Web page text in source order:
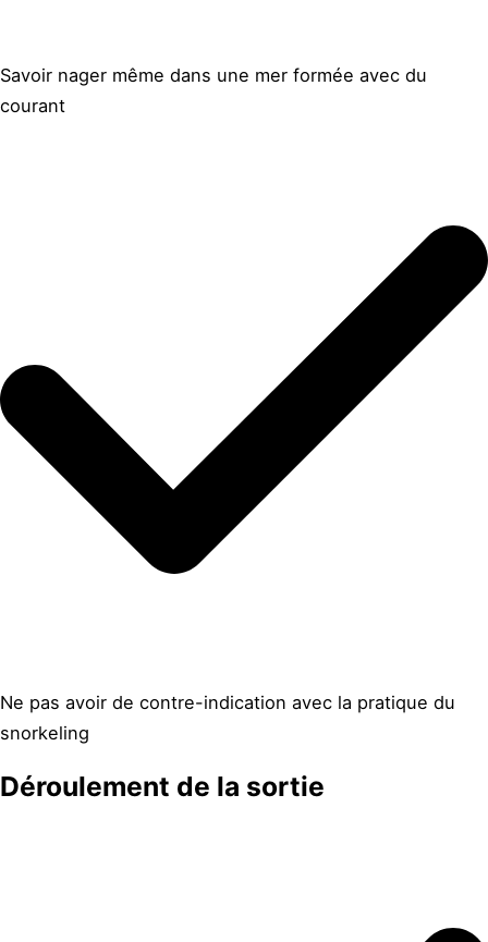
Savoir nager même dans une mer formée avec du
courant
Ne pas avoir de contre-indication avec la pratique du
snorkeling
Déroulement de la sortie